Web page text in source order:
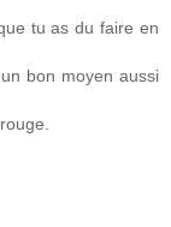
tu as du faire en
bon moyen aussi